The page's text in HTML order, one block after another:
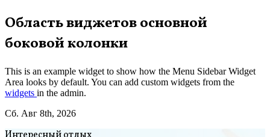
Перейти
к
содержимому
Область виджетов основной
боковой колонки
This is an example widget to show how the Menu Sidebar Widget
Area looks by default. You can add custom widgets from the
widgets in the admin.
Сб. Авг 8th, 2026